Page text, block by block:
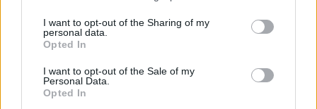
I want to opt-out of the Sharing of my
personal data.
Opted In
I want to opt-out of the Sale of my
Personal Data.
Opted In